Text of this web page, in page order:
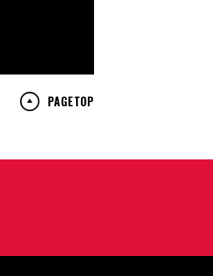
PAGETOP